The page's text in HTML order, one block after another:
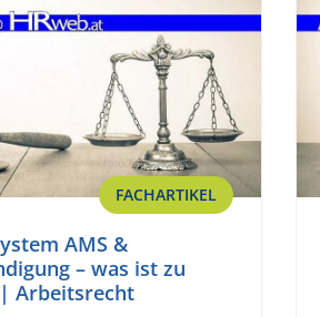
FACHARTIKEL
AMS &
– was ist zu
Arbeitsrecht